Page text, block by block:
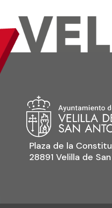
Plaza de la
28891 Velilla de